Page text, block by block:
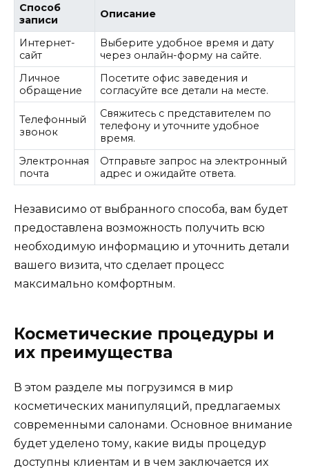
Способ
записи
Описание
Интернет-
сайт
Выберите удобное время и дату
через онлайн-форму на сайте.
Личное
обращение
Посетите офис заведения и
согласуйте все детали на месте.
Телефонный
звонок
Свяжитесь с представителем по
телефону и уточните удобное
время.
Электронная
почта
Отправьте запрос на электронный
адрес и ожидайте ответа.
Независимо от выбранного способа, вам будет
предоставлена возможность получить всю
необходимую информацию и уточнить детали
вашего визита, что сделает процесс
максимально комфортным.
Косметические процедуры и
их преимущества
В этом разделе мы погрузимся в мир
косметических манипуляций, предлагаемых
современными салонами. Основное внимание
будет уделено тому, какие виды процедур
доступны клиентам и в чем заключается их